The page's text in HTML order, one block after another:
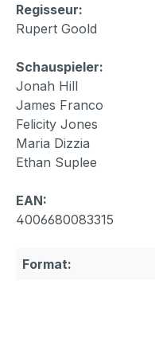
Regisseur:
Rupert Goold
Schauspieler:
Jonah Hill
James Franco
Felicity Jones
Maria Dizzia
Ethan Suplee
EAN:
4006680083315
Format: